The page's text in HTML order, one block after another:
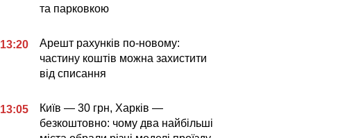
та парковкою
13:20
Арешт рахунків по-новому:
частину коштів можна захистити
від списання
13:05
Київ — 30 грн, Харків —
безкоштовно: чому два найбільші